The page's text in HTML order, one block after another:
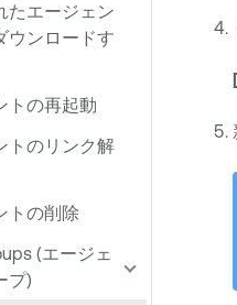
たエージェン
ウンロードす
トの再起動
トのリンク解
トの削除
(エージェ
プ)